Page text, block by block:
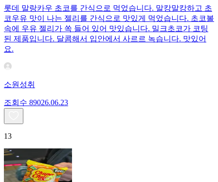
롯데 말랑카우 초코를 간식으로 먹었습니다. 말캉말캉하고 초
코우유 맛이 나는 젤리를 간식으로 맛있게 먹었습니다. 초코볼
속에 우유 젤리가 쏙 들어 있어 맛있습니다. 밀크초코가 코팅
된 제품입니다. 달콤해서 입안에서 사르르 녹습니다. 맛있어
요.
소원성취
조회수 89026.06.23
13